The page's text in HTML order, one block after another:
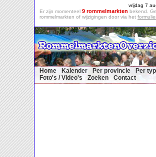
vrijdag 7
Er zijn momenteel 9 rommelmarkten bekend.
rommelmarkten of wijzigingen door via het formulier
Home Kalender Per provincie
Per
Foto's / Video's
Zoeken Contact